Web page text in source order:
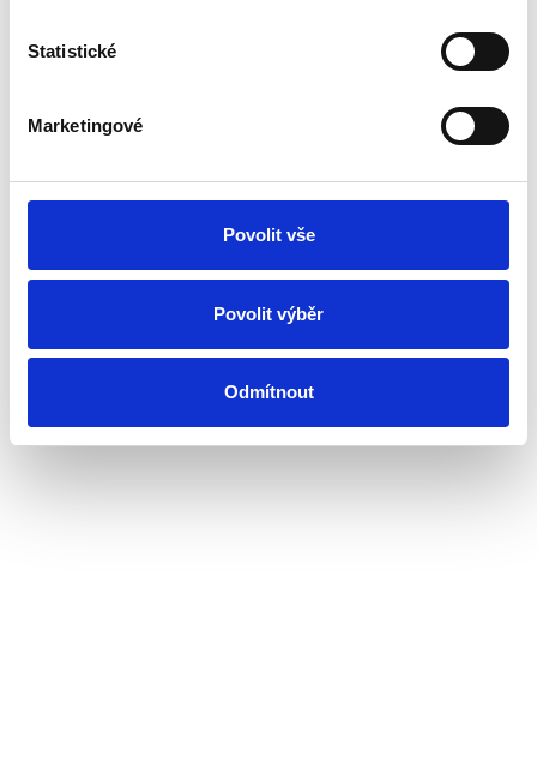
Statistické
Marketingové
Povolit vše
Povolit výběr
Odmítnout